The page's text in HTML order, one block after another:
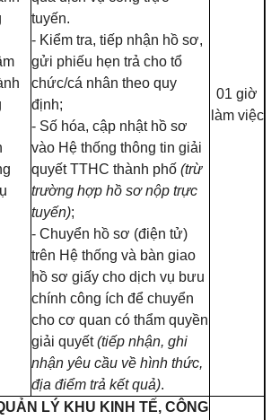
tuyến.
- Kiểm tra, tiếp nhận hồ sơ,
gửi phiếu hẹn trả cho tổ
chức/cá nhân theo quy
định;
- Số hóa, cập nhật hồ sơ
vào Hệ thống thông tin giải
quyết TTHC thành phố (trừ
trường hợp hồ sơ nộp trực
tuyến);
- Chuyển hồ sơ (điện tử)
trên Hệ thống và bàn giao
hồ sơ giấy cho dịch vụ bưu
chính công ích để chuyển
cho cơ quan có thẩm quyền
giải quyết(tiếp nhận, ghi
nhận yêu cầu về hình thức,
địa điểm trả kết quả).
01 giờ
làm việc
LÝ KHU KINH TẾ, CÔNG